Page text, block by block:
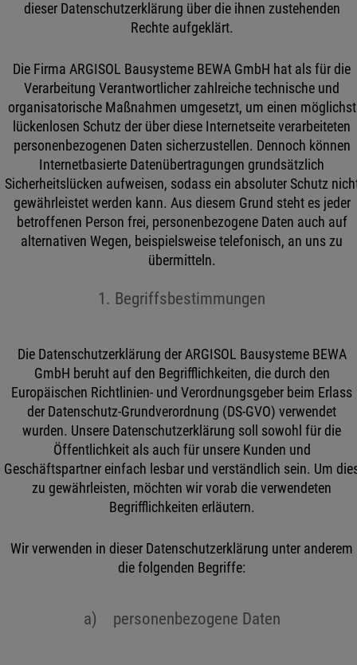
dieser Datenschutzerklärung über die ihnen zustehenden
Rechte aufgeklärt.
Die Firma ARGISOL Bausysteme BEWA GmbH hat als für die
Verarbeitung Verantwortlicher zahlreiche technische und
organisatorische Maßnahmen umgesetzt, um einen möglichst
lückenlosen Schutz der über diese Internetseite verarbeiteten
personenbezogenen Daten sicherzustellen. Dennoch können
Internetbasierte Datenübertragungen grundsätzlich
Sicherheitslücken aufweisen, sodass ein absoluter Schutz
gewährleistet werden kann. Aus diesem Grund steht es jeder
betroffenen Person frei, personenbezogene Daten auch auf
alternativen Wegen, beispielsweise telefonisch, an uns zu
übermitteln.
1. Begriffsbestimmungen
Die Datenschutzerklärung der ARGISOL Bausysteme BEWA
GmbH beruht auf den Begrifflichkeiten, die durch den
Europäischen Richtlinien- und Verordnungsgeber beim Erlass
der Datenschutz-Grundverordnung (DS-GVO) verwendet
wurden. Unsere Datenschutzerklärung soll sowohl für die
Öffentlichkeit als auch für unsere Kunden und
Geschäftspartner einfach lesbar und verständlich sein. Um
zu gewährleisten, möchten wir vorab die verwendeten
Begrifflichkeiten erläutern.
Wir verwenden in dieser Datenschutzerklärung unter anderem
die folgenden Begriffe:
a) personenbezogene Daten